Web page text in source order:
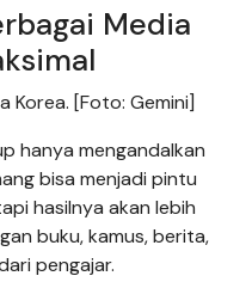
Media
Korea. [Foto: Gemini]
hanya mengandalkan
bisa menjadi pintu
hasilnya akan lebih
buku, kamus, berita,
pengajar.